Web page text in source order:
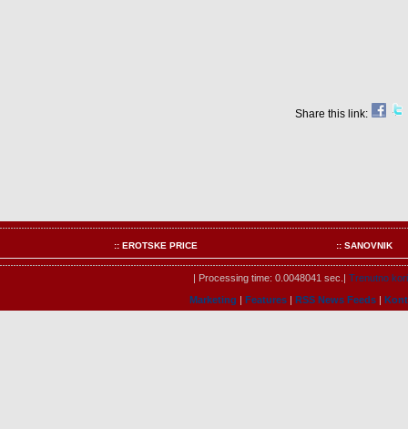
Share this link:
:: EROTSKE PRICE :: SANOVNIK
| Processing time: 0.0048041 sec.| Trenutno
Marketing | Features | RSS News Feeds |